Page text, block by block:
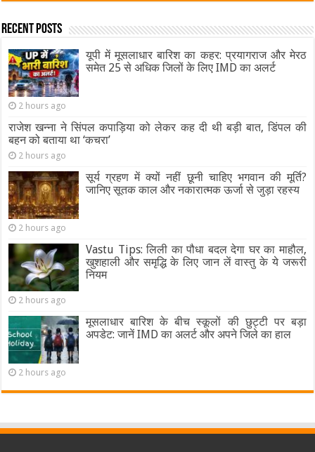
Recent Posts
यूपी में मूसलाधार बारिश का कहर: प्रयागराज और मेरठ
समेत 25 से अधिक जिलों के लिए IMD का अलर्ट
2 hours ago
राजेश खन्ना ने सिंपल कपाड़िया को लेकर कह दी थी बड़ी बात, डिंपल की
बहन को बताया था ‘कचरा’
2 hours ago
सूर्य ग्रहण में क्यों नहीं छूनी चाहिए भगवान की मूर्ति?
जानिए सूतक काल और नकारात्मक ऊर्जा से जुड़ा रहस्य
2 hours ago
Vastu Tips: लिली का पौधा बदल देगा घर का माहौल,
खुशहाली और समृद्धि के लिए जान लें वास्तु के ये जरूरी
नियम
2 hours ago
मूसलाधार बारिश के बीच स्कूलों की छुट्टी पर बड़ा
अपडेट: जानें IMD का अलर्ट और अपने जिले का हाल
2 hours ago